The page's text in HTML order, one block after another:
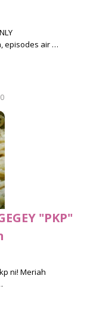
episodes air …
"PKP"
ni! Meriah